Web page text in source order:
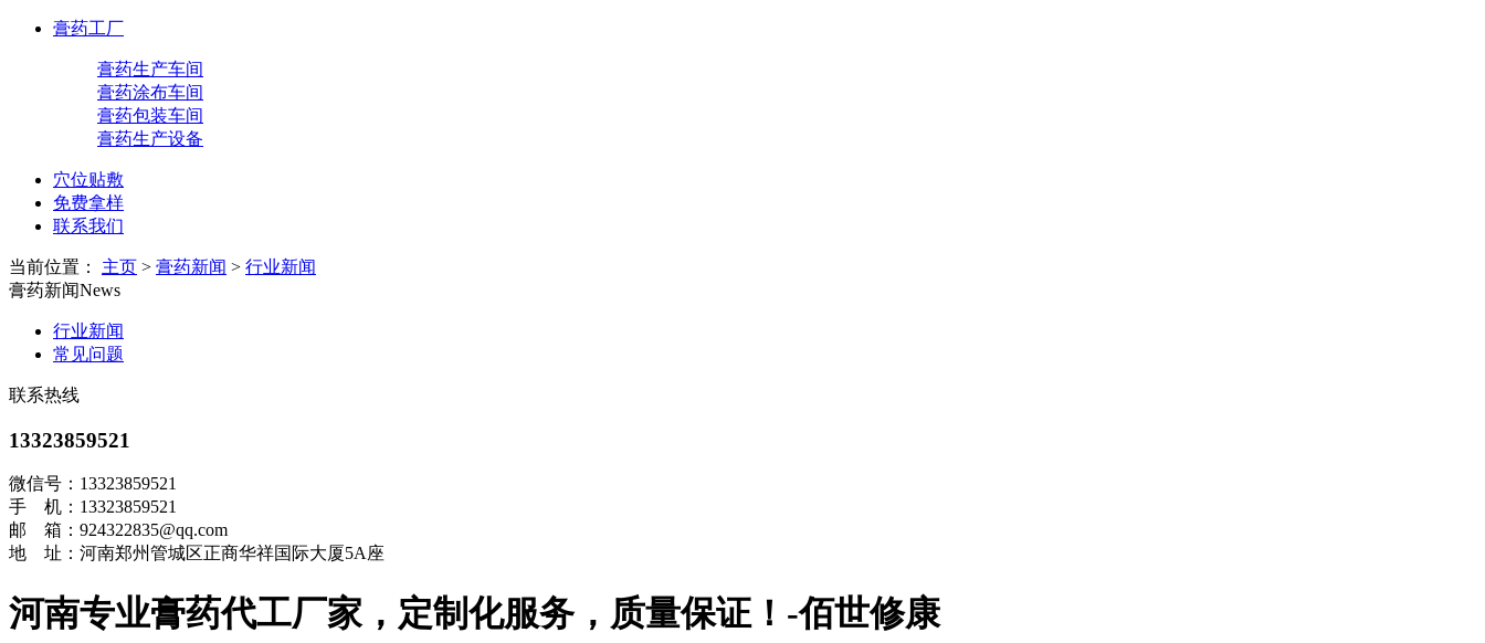
膏药工厂
膏药生产车间
膏药涂布车间
膏药包装车间
膏药生产设备
穴位贴敷
免费拿样
联系我们
当前位置： 主页 > 膏药新闻 > 行业新闻
膏药新闻News
行业新闻
常见问题
联系热线
13323859521
微信号：13323859521
手 机：13323859521
邮 箱：924322835@qq.com
地 址：河南郑州管城区正商华祥国际大厦5A座
河南专业膏药代工厂家，定制化服务，质量保证！-佰世修康